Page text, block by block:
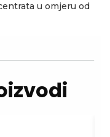
u omjeru od